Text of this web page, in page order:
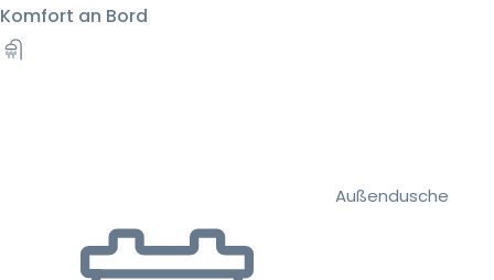
Komfort an Bord
Außendusche